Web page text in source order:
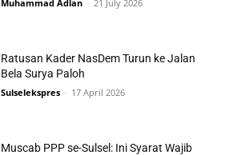
Muhammad Adlan - 21 July 2026
Ratusan Kader NasDem Turun ke Jalan
Bela Surya Paloh
Sulselekspres - 17 April 2026
Muscab PPP se-Sulsel: Ini Syarat Wajib